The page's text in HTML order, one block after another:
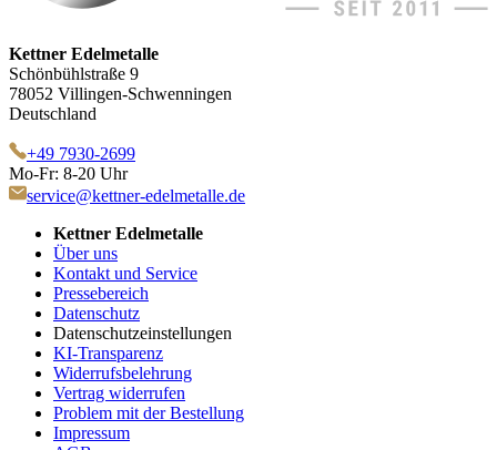
Kettner Edelmetalle
Schönbühlstraße 9
78052 Villingen-Schwenningen
Deutschland
+49 7930-2699
Mo-Fr: 8-20 Uhr
service@kettner-edelmetalle.de
Kettner Edelmetalle
Über uns
Kontakt und Service
Pressebereich
Datenschutz
Datenschutzeinstellungen
KI-Transparenz
Widerrufsbelehrung
Vertrag widerrufen
Problem mit der Bestellung
Impressum